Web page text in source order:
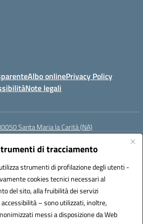
di tracciamento
strumenti di profilazione degli utenti -
cookies tecnici necessari al
del sito, alla fruibilità dei servizi
– sono utilizzati, inoltre,
messi a disposizione da Web
Albo onlinePrivacy Policy
Note legali
Santa Maria la Carità (NA)
(PEC):NAEE21900T@pec.istruzione.it
Amministrazioni (IPA): istsc_naee21900t
(CUF): UFZ0X6